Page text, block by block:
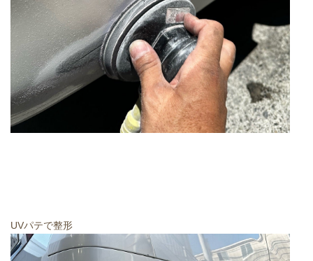
UVパテで整形